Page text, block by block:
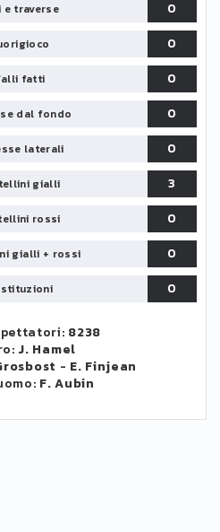
e traverse
0
0
fatti
0
dal fondo
0
laterali
0
gialli
3
rossi
0
gialli + rossi
0
0
8238
J. Hamel
- E. Finjean
F. Aubin